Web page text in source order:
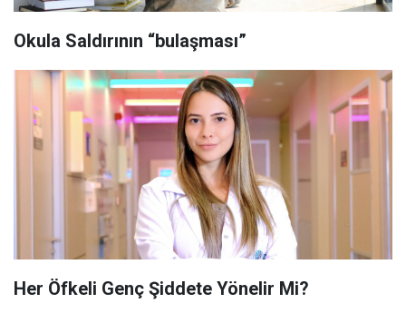
Okula Saldırının “bulaşması”
Her Öfkeli Genç Şiddete Yönelir Mi?